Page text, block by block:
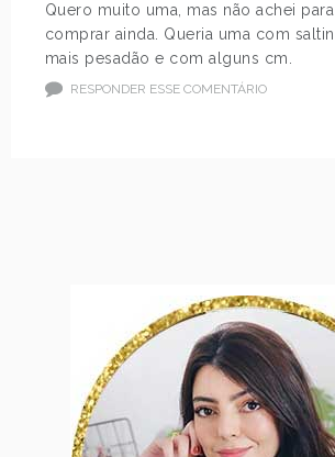
Quero muito uma, mas não achei para
comprar ainda. Queria uma com
mais pesadão e com alguns cm.
RESPONDER ESSE COMENTÁRIO